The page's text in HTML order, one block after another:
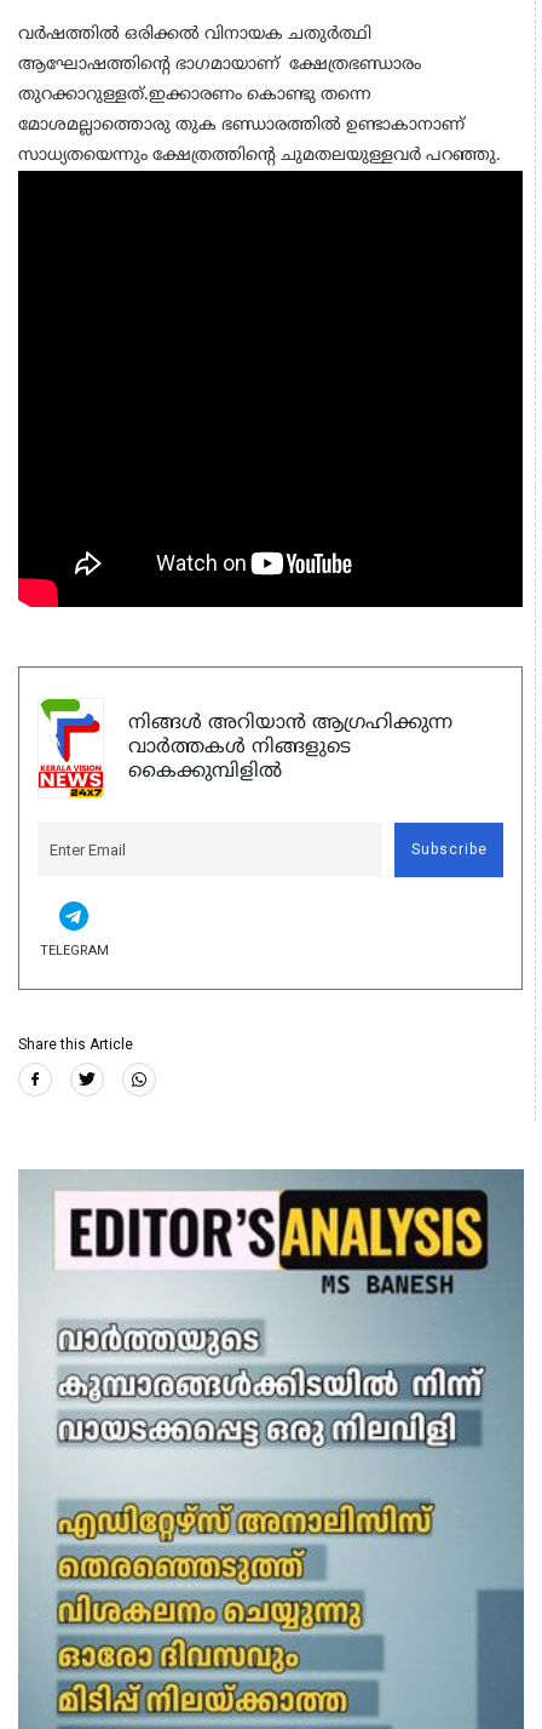
വര്‍ഷത്തില്‍ ഒരിക്കല്‍ വിനായക ചതുര്‍ത്ഥി
ആഘോഷത്തിന്റെ ഭാഗമായാണ് ക്ഷേത്രഭണ്ഡാരം
തുറക്കാറുള്ളത്.ഇക്കാരണം കൊണ്ടു തന്നെ
മോശമല്ലാത്തൊരു തുക ഭണ്ഡാരത്തില്‍ ഉണ്ടാകാനാണ്
സാധ്യതയെന്നും ക്ഷേത്രത്തിന്റെ ചുമതലയുള്ളവര്‍ പറഞ്ഞു.
നിങ്ങൾ അറിയാൻ ആഗ്രഹിക്കുന്ന
വാർത്തകൾ നിങ്ങളുടെ
കൈക്കുമ്പിളിൽ
Subscribe
TELEGRAM
Share this Article